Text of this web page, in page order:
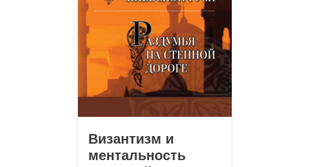
Византизм и
ментальность